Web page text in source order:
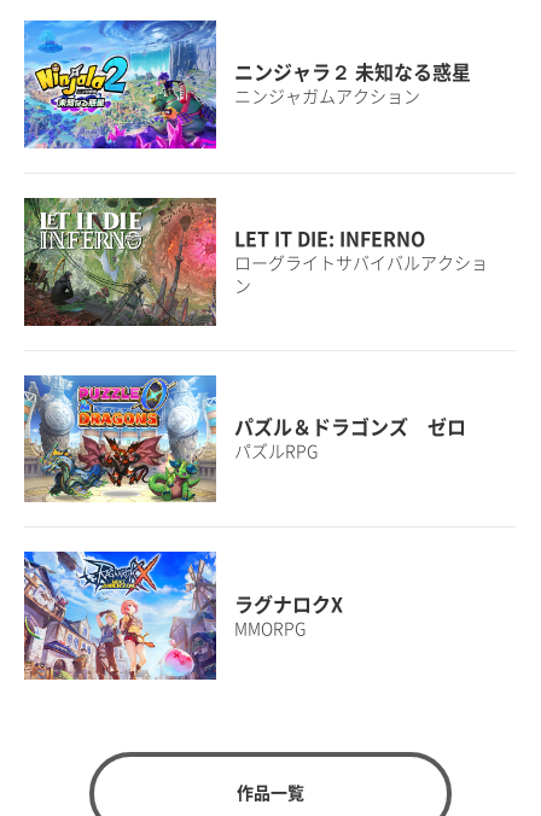
ニンジャラ２ 未知なる惑星
ニンジャガムアクション
LET IT DIE: INFERNO
ローグライトサバイバルアクショ
ン
パズル＆ドラゴンズ ゼロ
パズルRPG
ラグナロクX
MMORPG
作品一覧